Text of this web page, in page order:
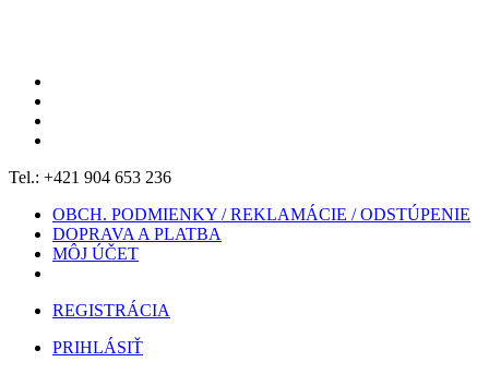
Tel.: +421 904 653 236
OBCH. PODMIENKY / REKLAMÁCIE / ODSTÚPENIE
DOPRAVA A PLATBA
MÔJ ÚČET
REGISTRÁCIA
PRIHLÁSIŤ